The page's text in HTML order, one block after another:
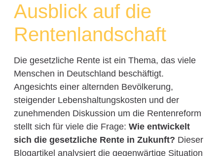
Ausblick auf die
Rentenlandschaft
Die gesetzliche Rente ist ein Thema, das viele
Menschen in Deutschland beschäftigt.
Angesichts einer alternden Bevölkerung,
steigender Lebenshaltungskosten und der
zunehmenden Diskussion um die Rentenreform
stellt sich für viele die Frage: Wie entwickelt
sich die gesetzliche Rente in Zukunft? Dieser
Blogartikel analysiert die gegenwärtige Situation